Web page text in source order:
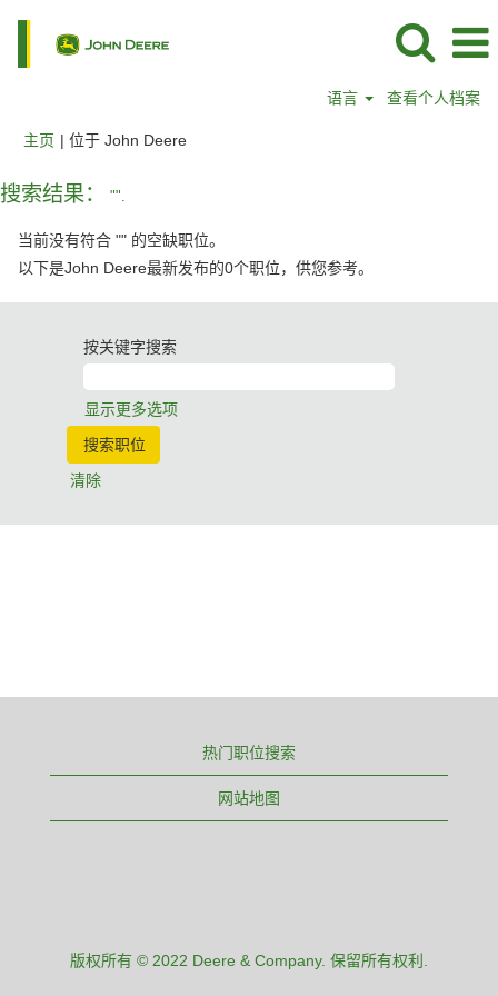
语言 查看个人档案
主页 | 位于 John Deere（当
搜索结果： "".
当前没有符合 "" 的空缺职位。
以下是John Deere最新发布的0个职位，供您参考。
按关键字搜索
显示更多选项
清除
热门职位搜索
网站地图
版权所有 © 2022 Deere & Company. 保留所有权利.